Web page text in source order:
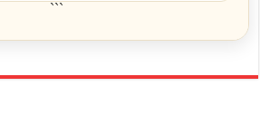
```